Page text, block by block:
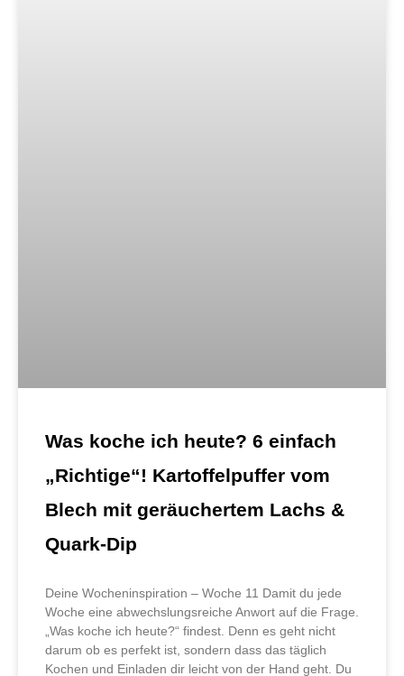
Was koche ich heute? 6 einfach
„Richtige“! Kartoffelpuffer vom
Blech mit geräuchertem Lachs &
Quark-Dip
Deine Wocheninspiration – Woche 11 Damit du jede
Woche eine abwechslungsreiche Anwort auf die Frage.
„Was koche ich heute?“ findest. Denn es geht nicht
darum ob es perfekt ist, sondern dass das täglich
Kochen und Einladen dir leicht von der Hand geht. Du